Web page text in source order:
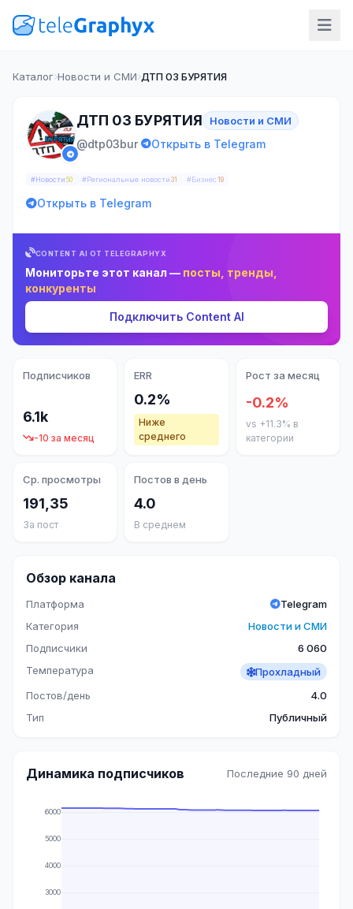
Каталог Новости и СМИ ДТП 03 БУРЯТИЯ
ДТП 03 БУРЯТИЯ Новости и СМИ
@dtp03bur· Открыть в Telegram
#Новости 50 #Региональные новости 31 #Бизнес 19
Открыть в Telegram
CONTENT AI ОТ TELEGRAPHYX
Мониторьте этот канал — посты, тренды,
конкуренты
Подключить Content AI
Подписчиков
6.1k
-10 за месяц
ERR
0.2%
Ниже
среднего
Рост за месяц
-0.2%
vs +11.3% в
категории
Ср. просмотры
191,35
За пост
Постов в день
4.0
В среднем
Обзор канала
Платформа
Telegram
Категория
Новости и СМИ
Подписчики
6 060
Температура
Прохладный
Постов/день
4.0
Тип
Публичный
Динамика подписчиков Последние 90 дней
3000
4000
5000
6000